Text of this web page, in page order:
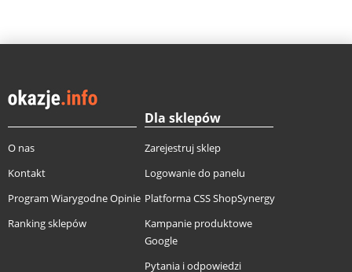
O nas
Kontakt
Program Wiarygodne Opinie
Ranking sklepów
Dla sklepów
Zarejestruj sklep
Logowanie do panelu
Platforma CSS ShopSynergy
Kampanie produktowe
Google
Pytania i odpowiedzi